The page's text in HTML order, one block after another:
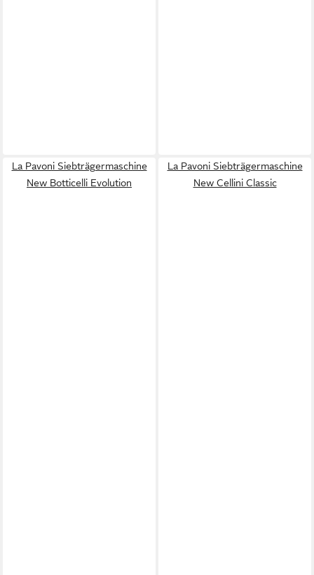
La Pavoni Siebträgermaschine
New Botticelli Evolution
La Pavoni Siebträgermaschine
New Cellini Classic